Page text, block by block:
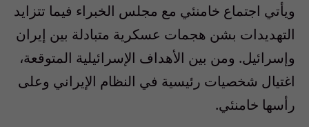
ويأتي اجتماع خامنئي مع مجلس الخبراء فيما تتزايد
التهديدات بشن هجمات عسكرية متبادلة بين إيران
وإسرائيل. ومن بين الأهداف الإسرائيلية المتوقعة،
اغتيال شخصيات رئيسية في النظام الإيراني وعلى
رأسها خامنئي.